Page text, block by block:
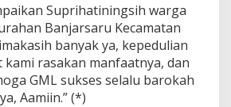
Suprihatiningsih warga
Banjarsaru Kecamatan
banyak ya, kepedulian
rasakan manfaatnya, dan
GML sukses selalu barokah
Aamiin.” (*)